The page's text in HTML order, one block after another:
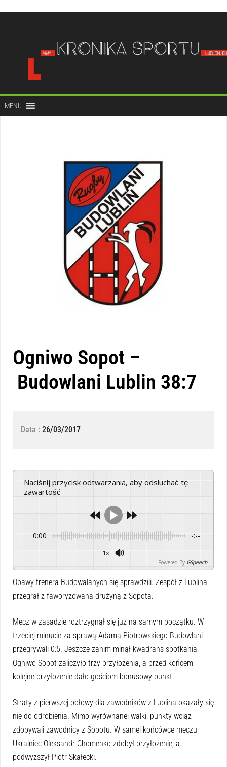
treści
MENU
Ogniwo Sopot –
Budowlani Lublin 38:7
Data : 26/03/2017
Naciśnij przycisk odtwarzania, aby odsłuchać tę
zawartość
0:00 -:--
1x
Powered By GSpeech
Obawy trenera Budowalanych się sprawdzili. Zespół z Lublina
przegrał z faworyzowana drużyną z Sopota.
Mecz w zasadzie roztrzygnął się już na samym początku. W
trzeciej minucie za sprawą Adama Piotrowskiego Budowlani
przegrywali 0:5. Jeszcze zanim minął kwadrans spotkania
Ogniwo Sopot zaliczyło trzy przyłożenia, a przed końcem
kolejne przyłożenie dało gościom bonusowy punkt.
Straty z pierwszej połowy dla zawodników z Lublina okazały się
nie do odrobienia. Mimo wyrównanej walki, punkty wciąż
zdobywali zawodnicy z Sopotu. W samej końcówce meczu
Ukrainiec Oleksandr Chomenko zdobył przyłożenie, a
podwyższył Piotr Skałecki.